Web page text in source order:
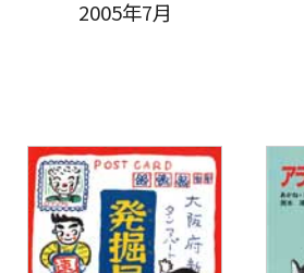
2005年7月